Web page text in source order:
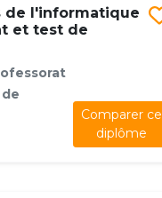
de l'informatique
et test de
Comparer ce
diplôme